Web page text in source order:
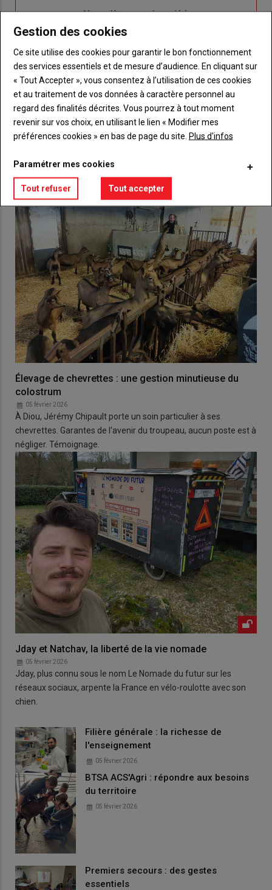
Sous-
Vous n'êtes pas abonné(e)
TITRE CRÉEZ UN COMPTE
BodyChoisissez votre formule et créez votre
compte pour accéder à tout {nom-site}.
Lien Créez un compte
Élevage de chevrettes : une gestion minutieuse du
colostrum
05 février 2026
À Diou, Jérémy Chipault porte un soin particulier à ses
chevrettes. Garantes de l'avenir du troupeau, aucun poste est à
négliger. Témoignage.
Jday et Natchav, la liberté de la vie nomade
05 février 2026
Jday, plus connu sous le nom Le Nomade du futur sur les
réseaux sociaux, arpente la France en vélo-roulotte avec son
chien.
Filière générale : la richesse de
l'enseignement
05 février 2026
BTSA ACS'Agri : répondre aux besoins
du territoire
05 février 2026
Premiers secours : des gestes
essentiels
Gestion des cookies
Ce site utilise des cookies pour garantir le bon fonctionnement
des services essentiels et de mesure d’audience. En cliquant sur
« Tout Accepter », vous consentez à l’utilisation de ces cookies
et au traitement de vos données à caractère personnel au
regard des finalités décrites. Vous pourrez à tout moment
revenir sur vos choix, en utilisant le lien « Modifier mes
préférences cookies » en bas de page du site. Plus d'infos
Paramétrer mes cookies
Tout refuser Tout accepter